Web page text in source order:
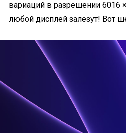
вариаций в разрешении 6016
любой дисплей залезут! Вот